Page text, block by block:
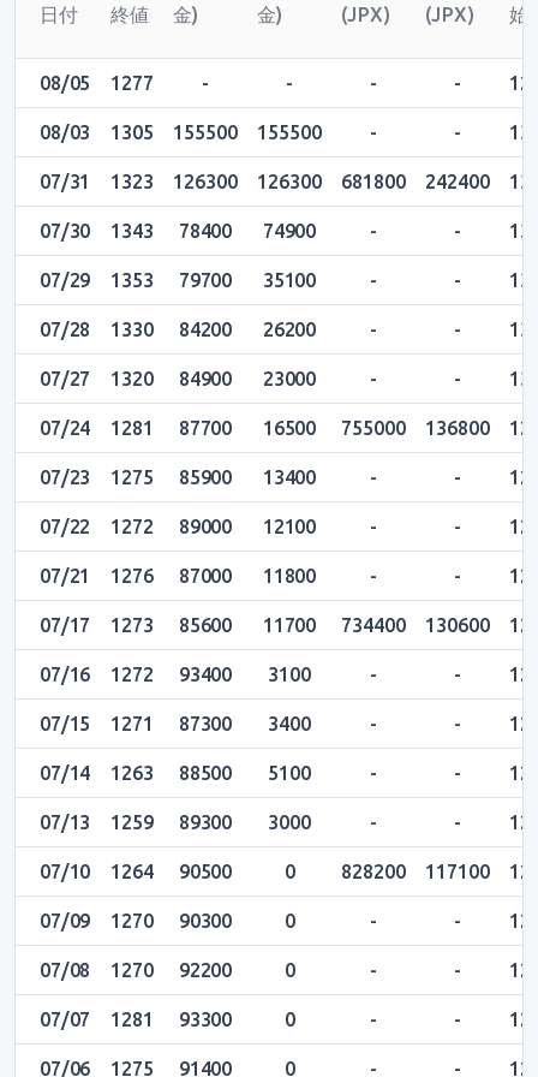
日付 終値 金) 金) (JPX) (JPX) 始
08/05 1277 - - - -
08/03 1305 155500 155500 - -
07/31 1323 126300 126300 681800 242400
07/30 1343 78400 74900 - -
07/29 1353 79700 35100 - -
07/28 1330 84200 26200 - -
07/27 1320 84900 23000 - -
07/24 1281 87700 16500 755000 136800
07/23 1275 85900 13400 - -
07/22 1272 89000 12100 - -
07/21 1276 87000 11800 - -
07/17 1273 85600 11700 734400 130600
07/16 1272 93400 3100 - -
07/15 1271 87300 3400 - -
07/14 1263 88500 5100 - -
07/13 1259 89300 3000 - -
07/10 1264 90500 0 828200 117100
07/09 1270 90300 0 - -
07/08 1270 92200 0 - -
07/07 1281 93300 0 - -
07/06 1275 91400 0 - -